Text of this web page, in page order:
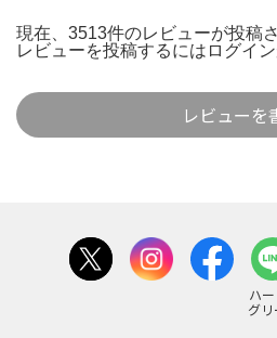
現在、3513件のレビューが投稿
レビューを投稿するには ログイン
レビューを
ハ
グリ